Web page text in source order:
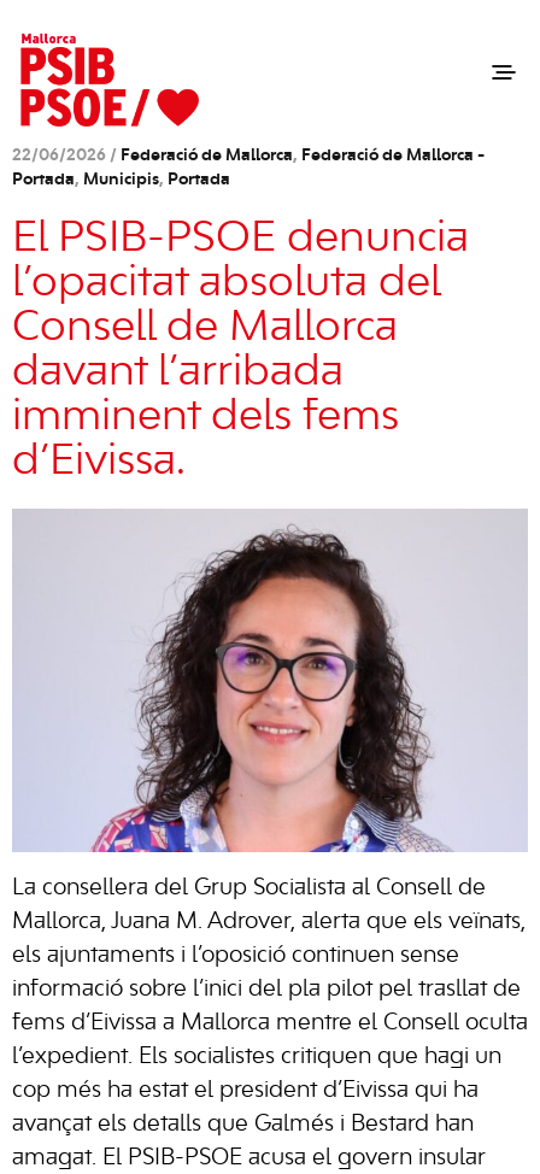
22/06/2026 / Federació de Mallorca, Federació de Mallorca -
Portada, Municipis, Portada
El PSIB-PSOE denuncia
l’opacitat absoluta del
Consell de Mallorca
davant l’arribada
imminent dels fems
d’Eivissa.
La consellera del Grup Socialista al Consell de
Mallorca, Juana M. Adrover, alerta que els veïnats,
els ajuntaments i l’oposició continuen sense
informació sobre l’inici del pla pilot pel trasllat de
fems d’Eivissa a Mallorca mentre el Consell oculta
l’expedient. Els socialistes critiquen que hagi un
cop més ha estat el president d’Eivissa qui ha
avançat els detalls que Galmés i Bestard han
amagat. El PSIB-PSOE acusa el govern insular